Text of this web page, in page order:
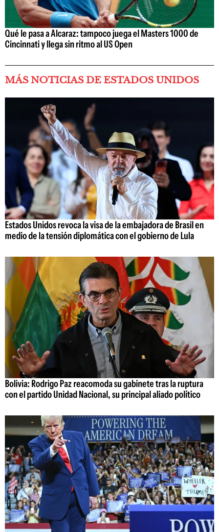
Qué le pasa a Alcaraz: tampoco juega el Masters 1000 de
Cincinnati y llega sin ritmo al US Open
MÁS NOTICIAS DE ESTADOS UNIDOS
Estados Unidos revoca la visa de la embajadora de Brasil en
medio de la tensión diplomática con el gobierno de Lula
Bolivia: Rodrigo Paz reacomoda su gabinete tras la ruptura
con el partido Unidad Nacional, su principal aliado político